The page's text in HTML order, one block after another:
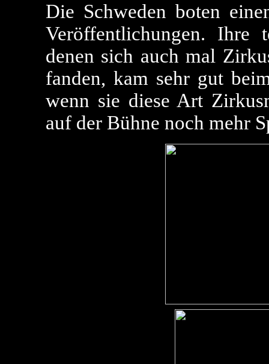
Die Schweden boten
Veröffentlichungen. Ihre
denen sich auch mal
fanden, kam sehr gut
wenn sie diese Art
auf der Bühne noch mehr